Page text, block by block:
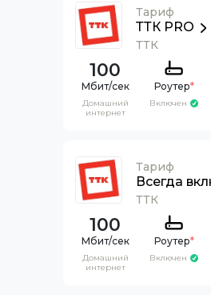
Тариф
ТТК PRO
ТТК
100
Домашний
интернет
Роутер*
Включен
Тариф
Всегда
ТТК
100
Домашний
интернет
Роутер*
Включен